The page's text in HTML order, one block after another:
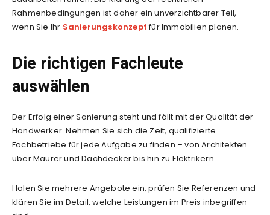
Rahmenbedingungen ist daher ein unverzichtbarer Teil,
wenn Sie Ihr Sanierungskonzeptfür Immobilien planen.
Die richtigen Fachleute
auswählen
Der Erfolg einer Sanierung steht und fällt mit der Qualität der
Handwerker. Nehmen Sie sich die Zeit, qualifizierte
Fachbetriebe für jede Aufgabe zu finden – von Architekten
über Maurer und Dachdecker bis hin zu Elektrikern.
Holen Sie mehrere Angebote ein, prüfen Sie Referenzen und
klären Sie im Detail, welche Leistungen im Preis inbegriffen